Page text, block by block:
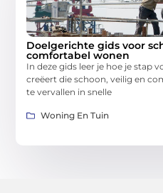
Doelgerichte gids voor
comfortabel wonen
In deze gids leer je hoe je stap
creëert die schoon, veilig en
te vervallen in snelle
Woning En Tuin